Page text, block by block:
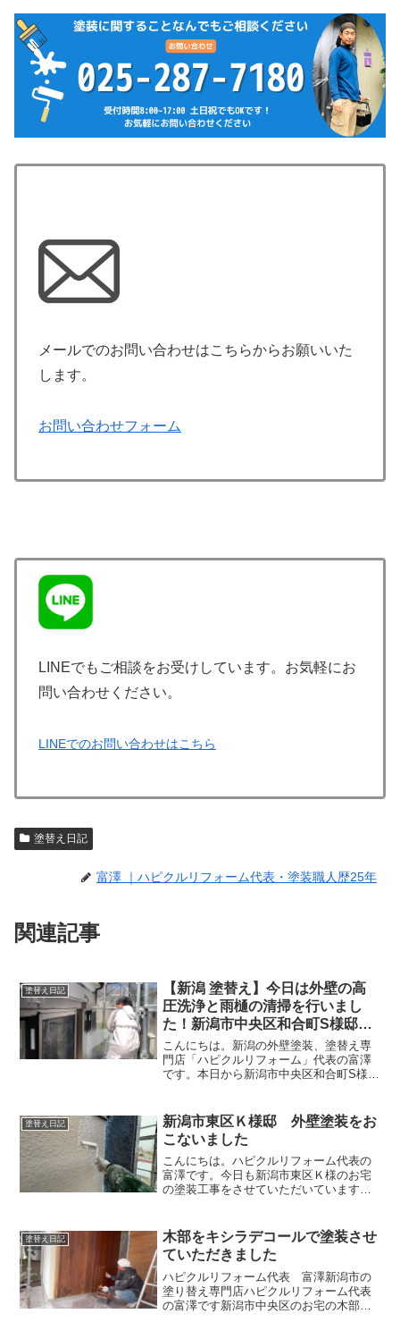
メールでのお問い合わせはこちらからお願いいた
します。
お問い合わせフォーム
LINEでもご相談をお受けしています。お気軽にお
問い合わせください。
LINEでのお問い合わせはこちら
塗替え日記
富澤 ｜ハピクルリフォーム代表・塗装職人歴25年
関連記事
塗替え日記
【新潟 塗替え】今日は外壁の高
圧洗浄と雨樋の清掃を行いまし
た！新潟市中央区和合町S様邸に
て
こんにちは。新潟の外壁塗装、塗替え専
門店「ハピクルリフォーム」代表の富澤
です。本日から新潟市中央区和合町S様の
た足場職人がとても良い足場を組んでく
れました！飛散防止用の...
塗替え日記
新潟市東区Ｋ様邸 外壁塗装をお
こないました
こんにちは。ハピクルリフォーム代表の
富澤です。今日も新潟市東区Ｋ様のお宅
の塗装工事をさせていただいています。
色が褪せてしまい、手で触ると白い粉が
つく状態でした。いわゆる...
塗替え日記
木部をキシラデコールで塗装させ
ていただきました
ハピクルリフォーム代表 富澤新潟市の
塗り替え専門店ハピクルリフォーム代表
の富澤です新潟市中央区のお宅の木部を